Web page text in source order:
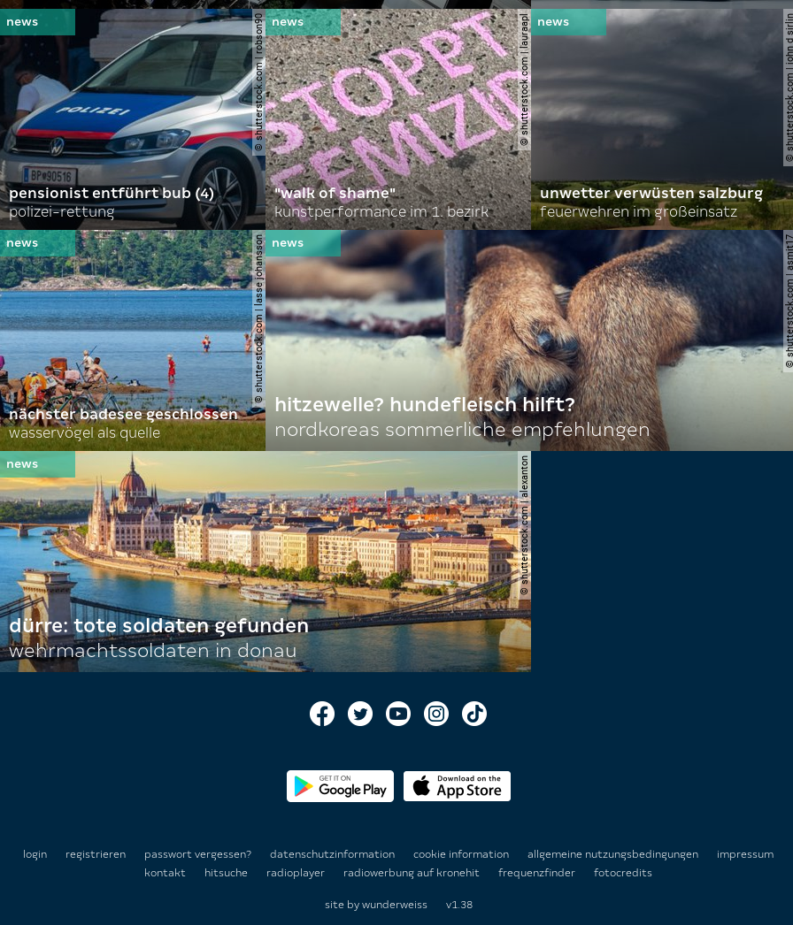
© shutterstock.com | robson90
pensionist entführt bub (4)
polizei-rettung
© shutterstock.com | lauraapl
"walk of shame"
kunstperformance im 1. bezirk
©
unwetter verwüsten salzburg
feuerwehren im großeinsatz
© shutterstock.com | lasse johansson
nächster badesee geschlossen
wasservögel als quelle
©
hitzewelle? hundefleisch hilft?
nordkoreas sommerliche empfehlungen
© shutterstock.com | alexanton
dürre: tote soldaten gefunden
wehrmachtssoldaten in donau
login registrieren passwort vergessen? datenschutzinformation cookie information allgemeine nutzungsbedingungen
impressum
kontakt
hitsuche radioplayer radiowerbung auf kronehit frequenzfinder fotocredits
site by wunderweiss v1.38